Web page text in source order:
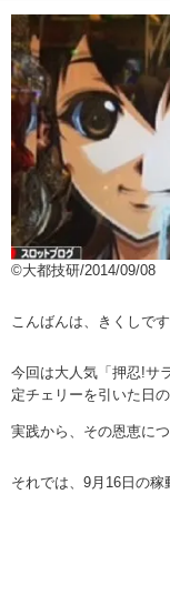
©大都技研/2014/09/08
こんばんは、きくしで
今回は大人気「押忍!サ
定チェリーを引いた日
実践から、その恩恵に
それでは、9月16日の